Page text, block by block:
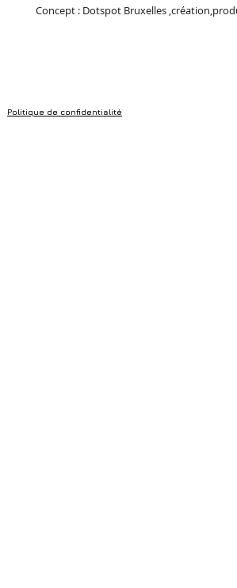
Concept : Dotspot Bruxelles
Politique de confidentialité